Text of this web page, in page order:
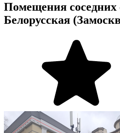
Помещения соседних
Белорусская